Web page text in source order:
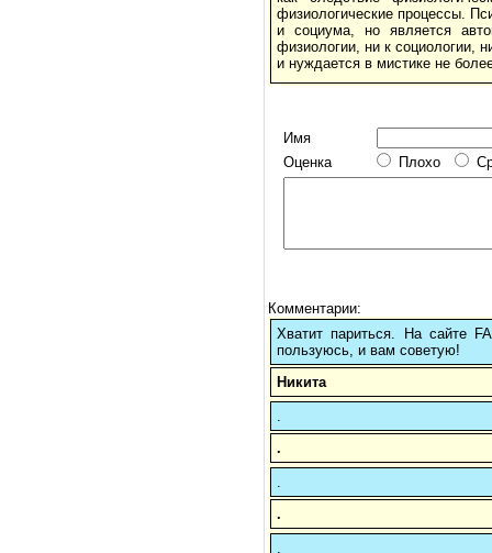
физиологические процессы.
и социума, но является
физиологии, ни к социологии,
и нуждается в мистике не
Имя
Оценка
Плохо
Комментарии:
Хватит париться. На сайте
пользуюсь, и вам советую!
Никита
.
.